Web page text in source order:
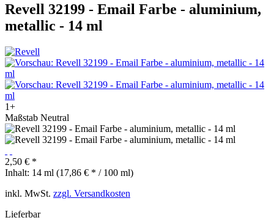
Revell 32199 - Email Farbe - aluminium,
metallic - 14 ml
1+
Maßstab Neutral
2,50 € *
Inhalt: 14 ml (17,86 € * / 100 ml)
inkl. MwSt. zzgl. Versandkosten
Lieferbar